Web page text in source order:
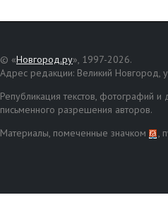
© «Новгород.ру», 1997-2026.
Адрес редакции: Великий Новгород,
Републикация текстов, фотографий
письменного разрешения авторов.
Материалы, помеченные значком
,